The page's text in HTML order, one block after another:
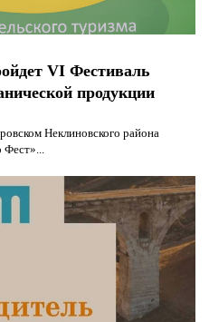
VI Фестиваль
продукции
Неклиновского района
Фест»...